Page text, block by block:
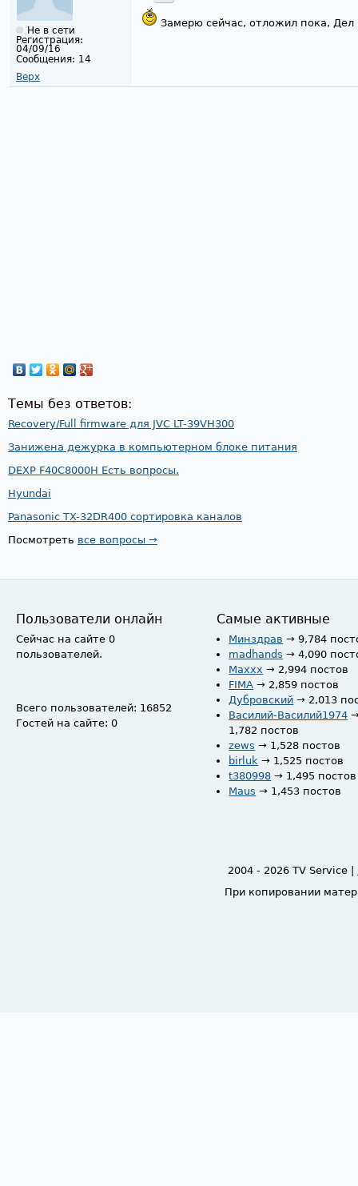
Не в сети
Регистрация:
04/09/16
Сообщения: 14
Верх
Замерю сейчас, отложил пока, Дел
Темы без ответов:
Recovery/Full firmware для JVC LT-39VH300
Занижена дежурка в компьютерном блоке питания
DEXP F40C8000H Есть вопросы.
Hyundai
Panasonic TX-32DR400 сортировка каналов
Посмотреть все вопросы →
Пользователи онлайн
Сейчас на сайте 0
пользователей.
Всего пользователей: 16852
Гостей на сайте: 0
Самые активные
Минздрав → 9,784
madhands → 4,090
Maxxx → 2,994 постов
FIMA → 2,859 постов
Дубровский → 2,013
Василий-Василий1974
1,782 постов
zews → 1,528 постов
birluk → 1,525 постов
t380998 → 1,495 постов
Maus → 1,453 постов
2004 - 2026 TV Service |
При копировании